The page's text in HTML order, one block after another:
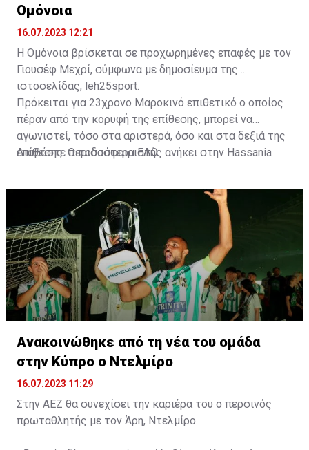
Ομόνοια
16.07.2023 12:21
Η Ομόνοια βρίσκεται σε προχωρημένες επαφές με τον
Γιουσέφ Μεχρί, σύμφωνα με δημοσίευμα της
ιστοσελίδας, leh25sport.
Πρόκειται για 23χρονο Μαροκινό επιθετικό ο οποίος
πέραν από την κορυφή της επίθεσης, μπορεί να
αγωνιστεί, τόσο στα αριστερά, όσο και στα δεξιά της
επίθεσης. Ο ποδοσφαιριστής ανήκει στην Hassania
Διαβάστε περισσότεραΕΔΩ.
Ανακοινώθηκε από τη νέα του ομάδα
στην Κύπρο ο Ντελμίρο
16.07.2023 11:29
Στην ΑΕΖ θα συνεχίσει την καριέρα του ο περσινός
πρωταθλητής με τον Άρη, Ντελμίρο.